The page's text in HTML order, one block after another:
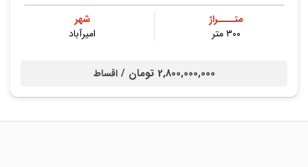
متــــراژ
۳۰۰ متر
شهر
امیرآباد
2,800,000,000 تومان / اقساط